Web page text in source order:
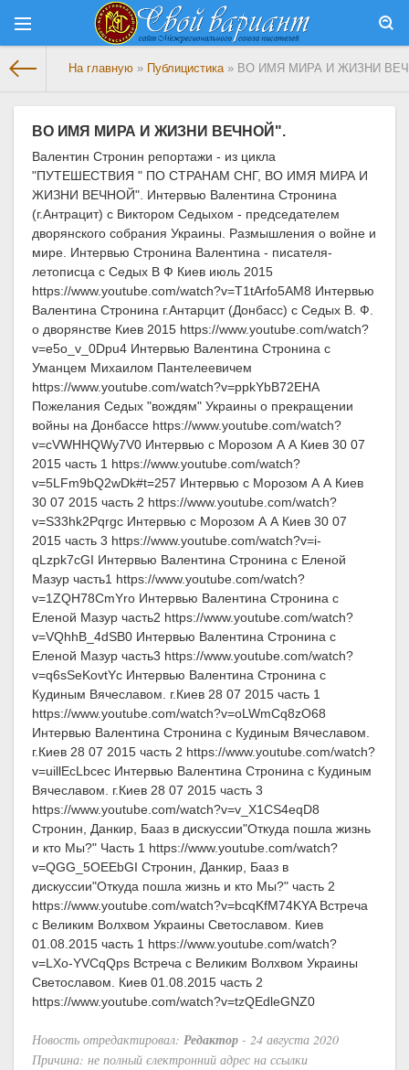
На главную » Публицистика» ВО ИМЯ МИРА И ЖИЗНИ
ВО ИМЯ МИРА И ЖИЗНИ ВЕЧНОЙ".
Валентин Стронин репортажи - из цикла
"ПУТЕШЕСТВИЯ " ПО СТРАНАМ СНГ, ВО ИМЯ МИРА И
ЖИЗНИ ВЕЧНОЙ". Интервью Валентина Стронина
(г.Антрацит) с Виктором Седыхом - председателем
дворянского собрания Украины. Размышления о войне и
мире. Интервью Стронина Валентина - писателя-
летописца с Седых В Ф Киев июль 2015
https://www.youtube.com/watch?v=T1tArfo5AM8 Интервью
Валентина Стронина г.Антарцит (Донбасс) с Седых В. Ф.
о дворянстве Киев 2015 https://www.youtube.com/watch?
v=e5o_v_0Dpu4 Интервью Валентина Стронина с
Уманцем Михаилом Пантелеевичем
https://www.youtube.com/watch?v=ppkYbB72EHA
Пожелания Седых "вождям" Украины о прекращении
войны на Донбассе https://www.youtube.com/watch?
v=cVWHHQWy7V0 Интервью с Морозом А А Киев 30 07
2015 часть 1 https://www.youtube.com/watch?
v=5LFm9bQ2wDk#t=257 Интервью с Морозом А А Киев
30 07 2015 часть 2 https://www.youtube.com/watch?
v=S33hk2Pqrgc Интервью с Морозом А А Киев 30 07
2015 часть 3 https://www.youtube.com/watch?v=i-
qLzpk7cGI Интервью Валентина Стронина с Еленой
Мазур часть1 https://www.youtube.com/watch?
v=1ZQH78CmYro Интервью Валентина Стронина с
Еленой Мазур часть2 https://www.youtube.com/watch?
v=VQhhB_4dSB0 Интервью Валентина Стронина с
Еленой Мазур часть3 https://www.youtube.com/watch?
v=q6sSeKovtYc Интервью Валентина Стронина с
Кудиным Вячеславом. г.Киев 28 07 2015 часть 1
https://www.youtube.com/watch?v=oLWmCq8zO68
Интервью Валентина Стронина с Кудиным Вячеславом.
г.Киев 28 07 2015 часть 2 https://www.youtube.com/watch?
v=uillEcLbcec Интервью Валентина Стронина с Кудиным
Вячеславом. г.Киев 28 07 2015 часть 3
https://www.youtube.com/watch?v=v_X1CS4eqD8
Стронин, Данкир, Бааз в дискуссии"Откуда пошла жизнь
и кто Мы?" Часть 1 https://www.youtube.com/watch?
v=QGG_5OEEbGI Стронин, Данкир, Бааз в
дискуссии"Откуда пошла жизнь и кто Мы?" часть 2
https://www.youtube.com/watch?v=bcqKfM74KYA Встреча
с Великим Волхвом Украины Светославом. Киев
01.08.2015 часть 1 https://www.youtube.com/watch?
v=LXo-YVCqQps Встреча с Великим Волхвом Украины
Светославом. Киев 01.08.2015 часть 2
https://www.youtube.com/watch?v=tzQEdleGNZ0
Новость отредактировал: Редактор - 24 августа 2020
Причина: не полный єлектронний адрес на ссылки